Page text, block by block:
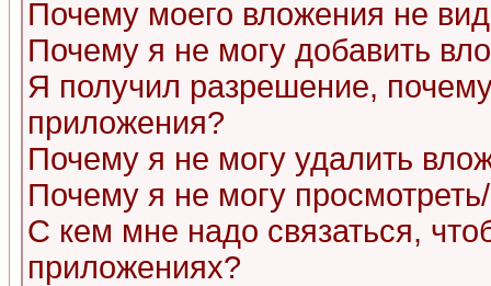
Почему моего вложения не
Почему я не могу добавить
Я получил разрешение,
приложения?
Почему я не могу удалить
Почему я не могу
С кем мне надо связаться,
приложениях?